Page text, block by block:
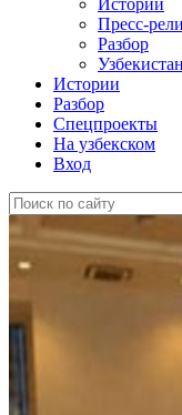
Истории
Пресс-
Разбор
Истории
Разбор
Спецпроекты
На узбекском
Вход